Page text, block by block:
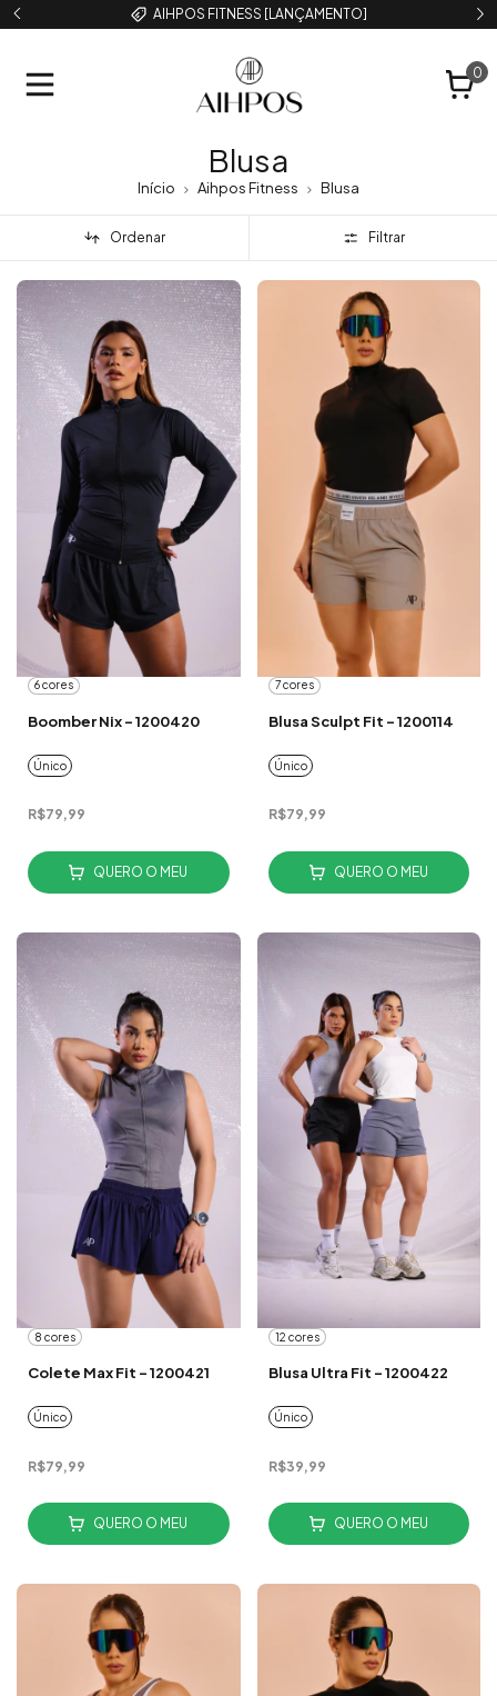
AIHPOS FITNESS [LANÇAMENTO]
0
Blusa
Início Aihpos Fitness Blusa
Ordenar Filtrar
6 cores
Boomber Nix - 1200420
Único
R$79,99
QUERO O MEU
7 cores
Blusa Sculpt Fit - 1200114
Único
R$79,99
QUERO O MEU
8 cores
Colete Max Fit - 1200421
Único
R$79,99
QUERO O MEU
12 cores
Blusa Ultra Fit - 1200422
Único
R$39,99
QUERO O MEU